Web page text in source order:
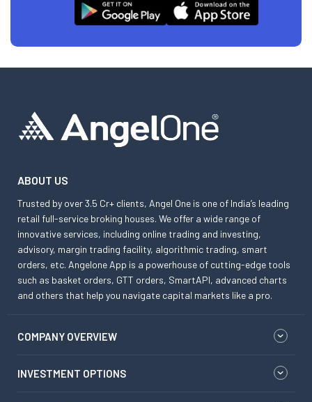
ABOUT US
Trusted by over 3.5 Cr+ clients, Angel One is one of India’s leading
retail full-service broking houses. We offer a wide range of
innovative services, including online trading and investing,
advisory, margin trading facility, algorithmic trading, smart
orders, etc. Angelone App is a powerhouse of cutting-edge tools
such as basket orders, GTT orders, SmartAPI, advanced charts
and others that help you navigate capital markets like a pro.
COMPANY OVERVIEW
INVESTMENT OPTIONS